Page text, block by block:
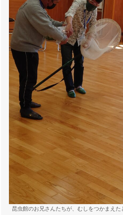
昆虫館のお兄さんたちが、むしをつかまえた